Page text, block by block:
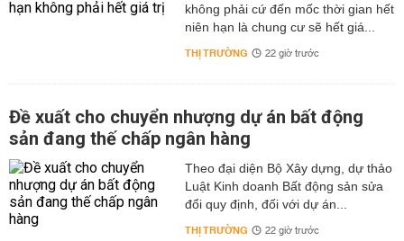
không phải cứ đến mốc thời gian hết
niên hạn là chung cư sẽ hết giá...
THỊ TRƯỜNG 22 giờ trước
Đề xuất cho chuyển nhượng dự án bất động
sản đang thế chấp ngân hàng
Theo đại diện Bộ Xây dựng, dự thảo
Luật Kinh doanh Bất động sản sửa
đổi quy định, đối với dự án...
THỊ TRƯỜNG 22 giờ trước